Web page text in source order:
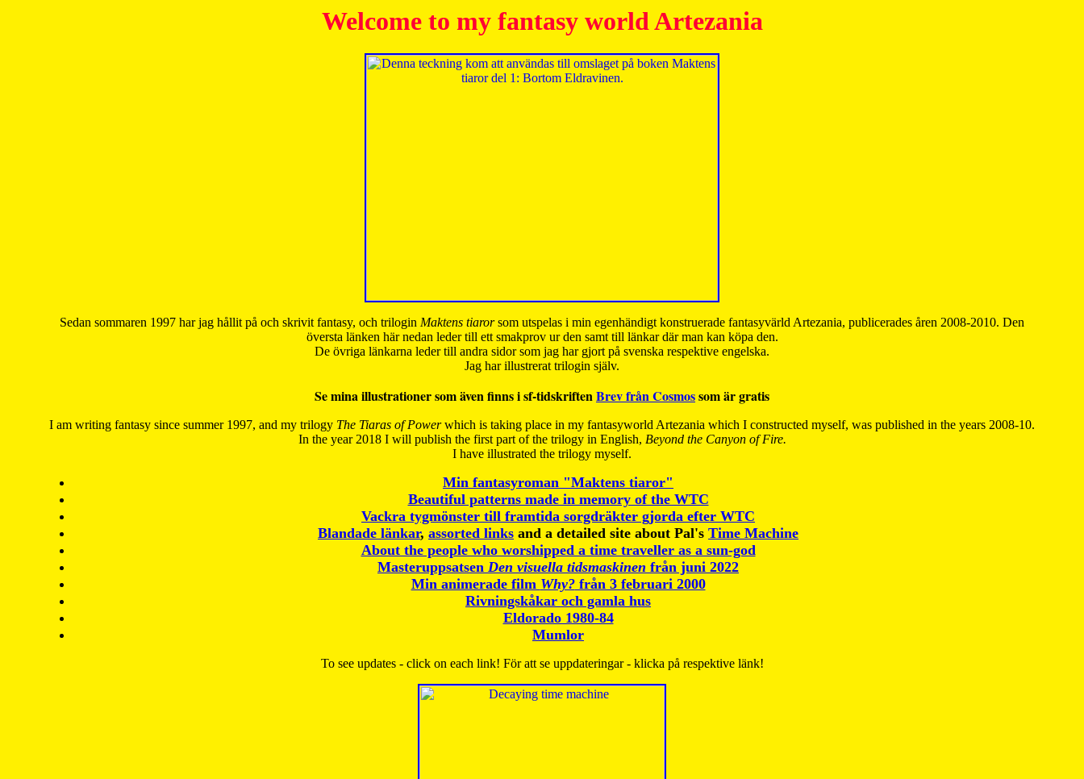
Welcome to my fantasy world Artezania
Sedan sommaren 1997 har jag hållit på och skrivit fantasy, och trilogin Maktens tiarorsom utspelas i min egenhändigt konstruerade fantasyvärld Artezania, publicerades åren 2008-2010. Den
översta länken här nedan leder till ett smakprov ur den samt till länkar där man kan köpa den.
De övriga länkarna leder till andra sidor som jag har gjort på svenska respektive engelska.
Jag har illustrerat trilogin själv.
Se mina illustrationer som även finns i sf-tidskriftenBrev från Cosmossom är gratis
I am writing fantasy since summer 1997, and my trilogy The Tiaras of Powerwhich is taking place in my fantasyworld Artezania which I constructed myself, was published in the years 2008-10.
In the year 2018 I will publish the first part of the trilogy in English, Beyond the Canyon of Fire.
I have illustrated the trilogy myself.
Min fantasyroman "Maktens tiaror"
Beautiful patterns made in memory of the WTC
Vackra tygmönster till framtida sorgdräkter gjorda efter WTC
Blandade länkar, assorted links and a detailed site about Pal's Time Machine
About the people who worshipped a time traveller as a sun-god
Masteruppsatsen Den visuella tidsmaskinen från juni 2022
Min animerade film Why?från 3 februari 2000
Rivningskåkar och gamla hus
Eldorado 1980-84
Mumlor
To see updates - click on each link! För att se uppdateringar - klicka på respektive länk!